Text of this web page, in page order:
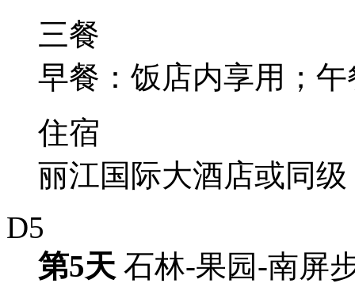
三餐
早餐：饭店内享用；
住宿
丽江国际大酒店或同级
D5
第5天 石林-果园-南屏